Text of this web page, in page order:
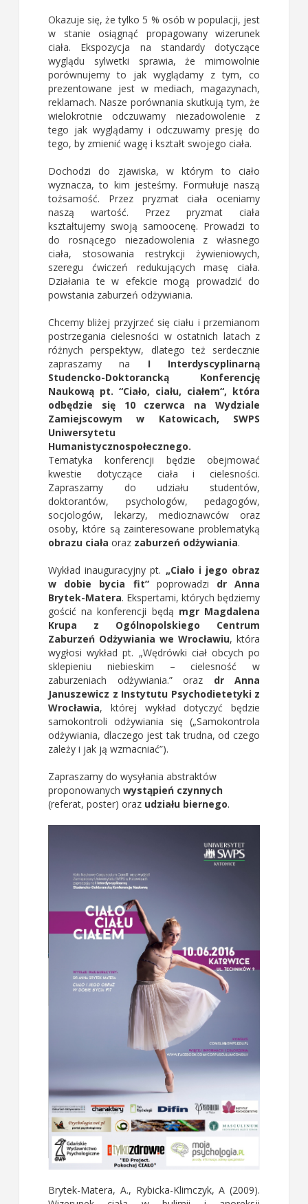
Okazuje się, że tylko 5 % osób w populacji, jest
w stanie osiągnąć propagowany wizerunek
ciała. Ekspozycja na standardy dotyczące
wyglądu sylwetki sprawia, że mimowolnie
porównujemy to jak wyglądamy z tym, co
prezentowane jest w mediach, magazynach,
reklamach. Nasze porównania skutkują tym, że
wielokrotnie odczuwamy niezadowolenie z
tego jak wyglądamy i odczuwamy presję do
tego, by zmienić wagę i kształt swojego ciała.
Dochodzi do zjawiska, w którym to ciało
wyznacza, to kim jesteśmy. Formułuje naszą
tożsamość. Przez pryzmat ciała oceniamy
naszą wartość. Przez pryzmat ciała
kształtujemy swoją samoocenę. Prowadzi to
do rosnącego niezadowolenia z własnego
ciała, stosowania restrykcji żywieniowych,
szeregu ćwiczeń redukujących masę ciała.
Działania te w efekcie mogą prowadzić do
powstania zaburzeń odżywiania.
Chcemy bliżej przyjrzeć się ciału i przemianom
postrzegania cielesności w ostatnich latach z
różnych perspektyw, dlatego też serdecznie
zapraszamy na I Interdyscyplinarną
Studencko-Doktorancką Konferencję
Naukową pt. “Ciało, ciału, ciałem“, która
odbędzie się 10 czerwca na Wydziale
Zamiejscowym w Katowicach, SWPS
Uniwersytetu
Humanistycznospołecznego.
Tematyka konferencji będzie obejmować
kwestie dotyczące ciała i cielesności.
Zapraszamy do udziału studentów,
doktorantów, psychologów, pedagogów,
socjologów, lekarzy, medioznawców oraz
osoby, które są zainteresowane problematyką
obrazu ciała oraz zaburzeń odżywiania.
Wykład inauguracyjny pt. „Ciało i jego obraz
w dobie bycia fit”poprowadzi dr Anna
Brytek-Matera. Ekspertami, których będziemy
gościć na konferencji będą mgr Magdalena
Krupa z Ogólnopolskiego Centrum
Zaburzeń Odżywiania we Wrocławiu, która
wygłosi wykład pt. „Wędrówki ciał obcych po
sklepieniu niebieskim – cielesność w
zaburzeniach odżywiania.” oraz dr Anna
Januszewicz z Instytutu Psychodietetyki z
Wrocławia, której wykład dotyczyć będzie
samokontroli odżywiania się („Samokontrola
odżywiania, dlaczego jest tak trudna, od czego
zależy i jak ją wzmacniać”).
Zapraszamy do wysyłania abstraktów
proponowanych wystąpień czynnych
(referat, poster) oraz udziału biernego.
Brytek-Matera, A., Rybicka-Klimczyk, A (2009).